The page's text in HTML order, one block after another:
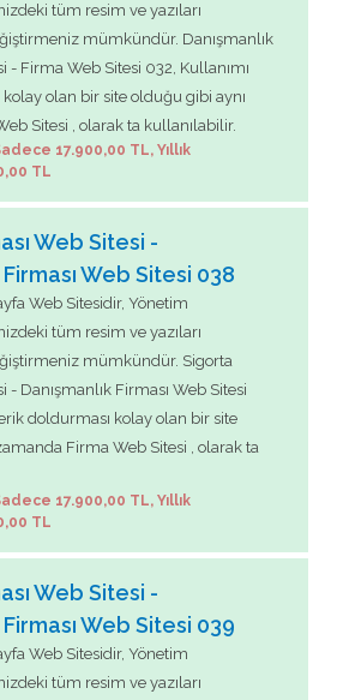
tüm resim ve yazıları
mümkündür. Danışmanlık
- Firma Web Sitesi 032, Kullanımı
olan bir site olduğu gibi aynı
Sitesi , olarak ta kullanılabilir.
17.900,00 TL, Yıllık
TL
Web Sitesi -
Firması Web Sitesi 038
Web Sitesidir, Yönetim
tüm resim ve yazıları
mümkündür. Sigorta
- Danışmanlık Firması Web Sitesi
doldurması kolay olan bir site
Firma Web Sitesi , olarak ta
17.900,00 TL, Yıllık
TL
Web Sitesi -
Firması Web Sitesi 039
Web Sitesidir, Yönetim
tüm resim ve yazıları